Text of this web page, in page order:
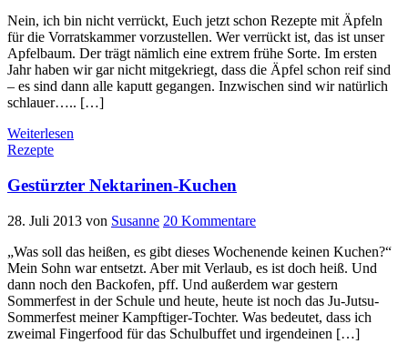
Nein, ich bin nicht verrückt, Euch jetzt schon Rezepte mit Äpfeln
für die Vorratskammer vorzustellen. Wer verrückt ist, das ist unser
Apfelbaum. Der trägt nämlich eine extrem frühe Sorte. Im ersten
Jahr haben wir gar nicht mitgekriegt, dass die Äpfel schon reif sind
– es sind dann alle kaputt gegangen. Inzwischen sind wir natürlich
schlauer….. […]
Weiterlesen
Rezepte
Gestürzter Nektarinen-Kuchen
28. Juli 2013 von Susanne 20 Kommentare
„Was soll das heißen, es gibt dieses Wochenende keinen Kuchen?“
Mein Sohn war entsetzt. Aber mit Verlaub, es ist doch heiß. Und
dann noch den Backofen, pff. Und außerdem war gestern
Sommerfest in der Schule und heute, heute ist noch das Ju-Jutsu-
Sommerfest meiner Kampftiger-Tochter. Was bedeutet, dass ich
zweimal Fingerfood für das Schulbuffet und irgendeinen […]